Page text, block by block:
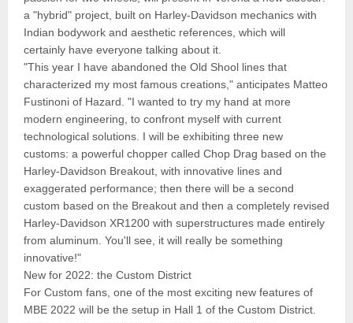
a "hybrid" project, built on Harley-Davidson mechanics with
Indian bodywork and aesthetic references, which will
certainly have everyone talking about it.
"This year I have abandoned the Old Shool lines that
characterized my most famous creations," anticipates Matteo
Fustinoni of Hazard. "I wanted to try my hand at more
modern engineering, to confront myself with current
technological solutions. I will be exhibiting three new
customs: a powerful chopper called Chop Drag based on the
Harley-Davidson Breakout, with innovative lines and
exaggerated performance; then there will be a second
custom based on the Breakout and then a completely revised
Harley-Davidson XR1200 with superstructures made entirely
from aluminum. You'll see, it will really be something
innovative!"
New for 2022: the Custom District
For Custom fans, one of the most exciting new features of
MBE 2022 will be the setup in Hall 1 of the Custom District.